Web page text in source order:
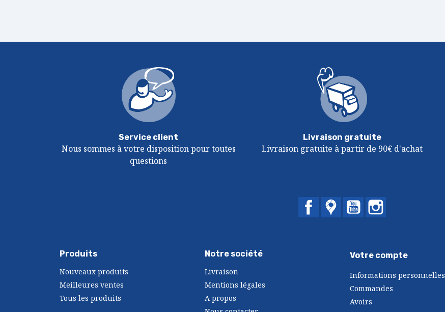
Service client
Nous sommes à votre disposition pour toutes
questions
Livraison gratuite
Livraison gratuite à partir de 90€ d'achat
FacebookTwitterYouTube
Produits
Nouveaux produits
Meilleures ventes
Tous les produits
Notre société
Livraison
Mentions légales
A propos
Votre compte
Informations personnelles
Commandes
Avoirs